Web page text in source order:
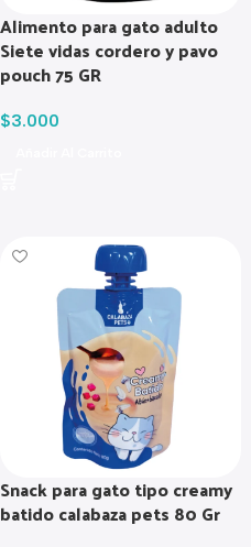
Alimento para gato adulto
Siete vidas cordero y pavo
pouch 75 GR
$3.000
Snack para gato tipo creamy
batido calabaza pets 80 Gr